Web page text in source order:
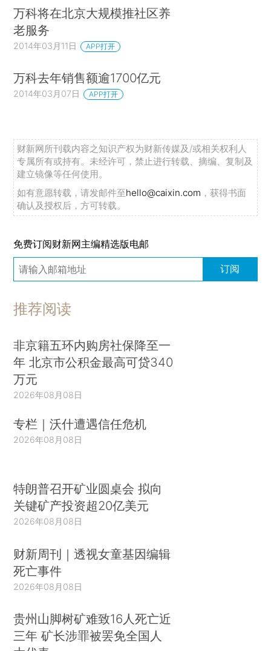
万科将在北京大规模推社区养
老服务
2014年03月11日 APP打开
万科去年销售额逾1700亿元
2014年03月07日 APP打开
财新网所刊载内容之知识产权为财新传媒及/或相关权利人
专属所有或持有。未经许可，禁止进行转载、摘编、复制及
建立镜像等任何使用。
如有意愿转载，请发邮件至hello@caixin.com ，获得书面
确认及授权后，方可转载。
免费订阅财新网主编精选版电邮
订阅
推荐阅读
非京籍五环内购房社保降至一
年 北京市公积金最高可贷340
万元
2026年08月08日
专栏｜沃什遭遇信任危机
2026年08月08日
特朗普召开矿业圆桌会 拟向
关键矿产投资超20亿美元
2026年08月08日
财新周刊｜透视女童基因编辑
死亡事件
2026年08月08日
贵州山脚树矿难致16人死亡近
三年 矿长涉罪被罢免全国人